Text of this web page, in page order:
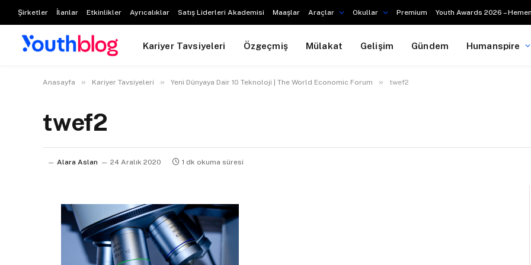
Şirketler İlanlar Etkinlikler Ayrıcalıklar Satış Liderleri Akademisi Maaşlar Araçlar Okullar Premium Youth Awards 2026 –
Kariyer Tavsiyeleri Özgeçmiş Mülakat Gelişim Gündem Humanspire
Anasayfa » Kariyer Tavsiyeleri » Yeni Dünyaya Dair 10 Teknoloji | The World Economic Forum » twef2
twef2
Alara Aslan 24 Aralık 2020 1 dk okuma süresi